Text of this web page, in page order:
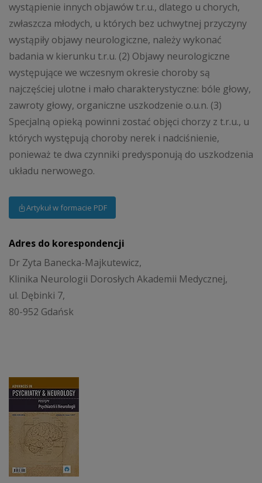
wystąpienie innych objawów t.r.u., dlatego u chorych,
zwłaszcza młodych, u których bez uchwytnej przyczyny
wystąpiły objawy neurologiczne, należy wykonać
badania w kierunku t.r.u. (2) Objawy neurologiczne
występujące we wczesnym okresie choroby są
najczęściej ulotne i mało charakterystyczne: bóle głowy,
zawroty głowy, organiczne uszkodzenie o.u.n. (3)
Specjalną opieką powinni zostać objęci chorzy z t.r.u., u
których występują choroby nerek i nadciśnienie,
ponieważ te dwa czynniki predysponują do uszkodzenia
układu nerwowego.
Artykuł w formacie PDF
Adres do korespondencji
Dr Zyta Banecka-Majkutewicz,
Klinika Neurologii Dorosłych Akademii Medycznej,
ul. Dębinki 7,
80-952 Gdańsk